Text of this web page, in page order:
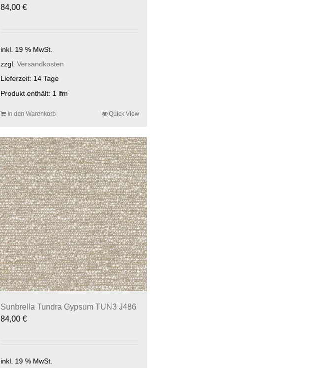
84,00 €
inkl. 19 % MwSt.
zzgl. Versandkosten
Lieferzeit: 14 Tage
Produkt enthält: 1 lfm
In den Warenkorb Quick View
Sunbrella Tundra Gypsum TUN3 J486
84,00 €
inkl. 19 % MwSt.